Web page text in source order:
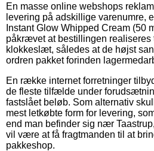
En masse online webshops
levering på adskillige varenumre,
Instant Glow Whipped Cream (50
påkrævet at bestillingen realiseres
klokkeslæt, således at de højst
ordren pakket forinden
En række internet forretninger
de fleste tilfælde under
fastslået beløb. Som alternativ
mest letkøbte form for levering,
end man befinder sig nær
vil være at få fragtmanden til at
pakkeshop.